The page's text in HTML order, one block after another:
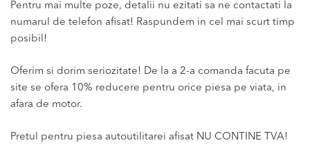
Pentru mai multe poze, detalii nu ezitati sa ne contactati la
numarul de telefon afisat! Raspundem in cel mai scurt timp
posibil!
Oferim si dorim seriozitate! De la a 2-a comanda facuta pe
site se ofera 10% reducere pentru orice piesa pe viata, in
afara de motor.
Pretul pentru piesa autoutilitarei afisat NU CONTINE TVA!